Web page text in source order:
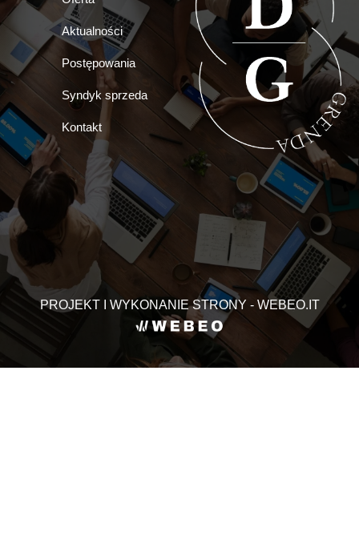
Aktualności
Postępowania
Syndyk sprzeda
Kontakt
PROJEKT I WYKONANIE STRONY - WEBEO.IT